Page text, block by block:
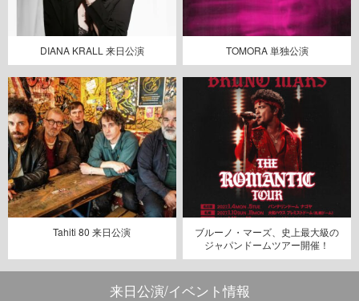
DIANA KRALL 来日公演 TOMORA 単独公演
Tahiti 80 来日公演
ブルーノ・マーズ、史上最大級の
ジャパンドームツアー開催！
来日公演/イベント情報